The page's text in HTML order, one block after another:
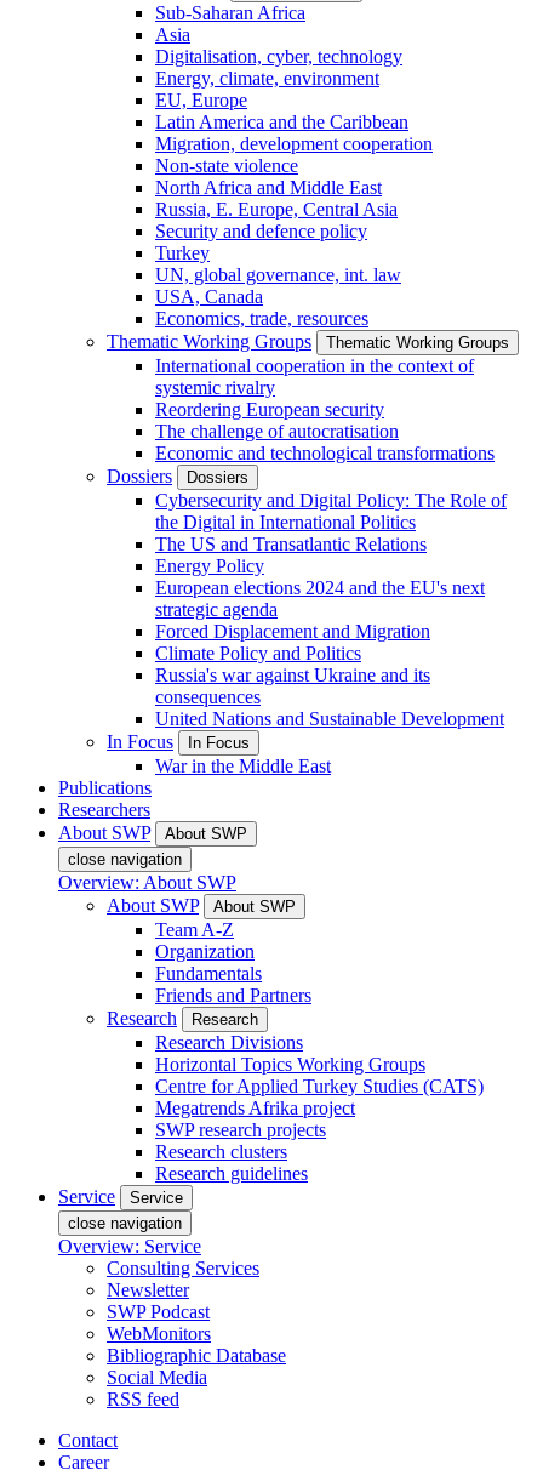
Sub-Saharan Africa
Asia
Digitalisation, cyber, technology
Energy, climate, environment
EU, Europe
Latin America and the Caribbean
Migration, development cooperation
Non-state violence
North Africa and Middle East
Russia, E. Europe, Central Asia
Security and defence policy
Turkey
UN, global governance, int. law
USA, Canada
Economics, trade, resources
Thematic Working Groups
Thematic Working Groups
International cooperation in the context of
systemic rivalry
Reordering European security
The challenge of autocratisation
Economic and technological transformations
Dossiers
Dossiers
Cybersecurity and Digital Policy: The Role of
the Digital in International Politics
The US and Transatlantic Relations
Energy Policy
European elections 2024 and the EU's next
strategic agenda
Forced Displacement and Migration
Climate Policy and Politics
Russia's war against Ukraine and its
consequences
United Nations and Sustainable Development
In Focus
In Focus
War in the Middle East
Publications
Researchers
About SWP
About SWP
close navigation
Overview: About SWP
About SWP
About SWP
Team A-Z
Organization
Fundamentals
Friends and Partners
Research
Research
Research Divisions
Horizontal Topics Working Groups
Centre for Applied Turkey Studies (CATS)
Megatrends Afrika project
SWP research projects
Research clusters
Research guidelines
Service
Service
close navigation
Overview: Service
Consulting Services
Newsletter
SWP Podcast
WebMonitors
Bibliographic Database
Social Media
RSS feed
Contact
Career